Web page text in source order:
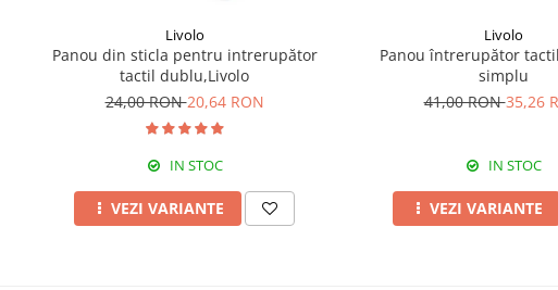
Livolo
Panou din sticla pentru intrerupător
tactil dublu,Livolo
24,00 RON20,64 RON
IN STOC
VEZI VARIANTE
Livolo
Panou întrerupător
simplu
41,00 RON35,26
IN STOC
VEZI VARIANTE